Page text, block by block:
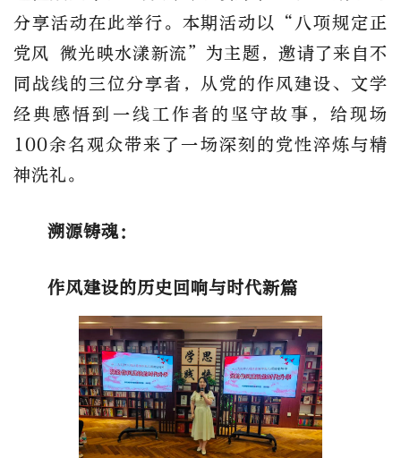
分享活动在此举行。本期活动以“八项规定正
党风 微光映水漾新流”为主题，邀请了来自不
同战线的三位分享者，从党的作风建设、文学
经典感悟到一线工作者的坚守故事，给现场
100余名观众带来了一场深刻的党性淬炼与精
神洗礼。
溯源铸魂：
作风建设的历史回响与时代新篇